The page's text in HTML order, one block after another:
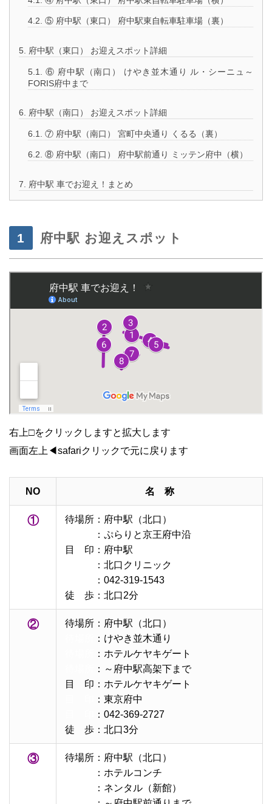
4.2. ⑤ 府中駅（東口） 府中駅東自転車駐車場（裏）
5. 府中駅（東口） お迎えスポット詳細
5.1.
⑥ 府中駅（南口） けやき並木通り ル・シーニュ～
FORIS府中まで
6. 府中駅（南口） お迎えスポット詳細
6.1. ⑦ 府中駅（南口） 宮町中央通り くるる（裏）
6.2. ⑧ 府中駅（南口） 府中駅前通り ミッテン府中（横）
7. 府中駅 車でお迎え！まとめ
府中駅 お迎えスポット
右上□をクリックしますと拡大します
画面左上◀safariクリックで元に戻ります
NO 名 称
①
待場所：府中駅（北口）
：ぷらりと京王府中沿
目 印：府中駅
：北口クリニック
：042-319-1543
徒 歩：北口2分
②
待場所：府中駅（北口）
：けやき並木通り
：ホテルケヤキゲート
：～府中駅高架下まで
目 印：ホテルケヤキゲート
：東京府中
：042-369-2727
徒 歩：北口3分
③
待場所：府中駅（北口）
：ホテルコンチ
：ネンタル（新館）